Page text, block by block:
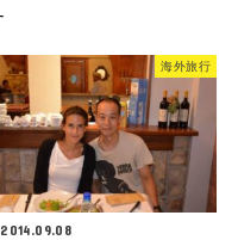
海外旅行
2014.09.08